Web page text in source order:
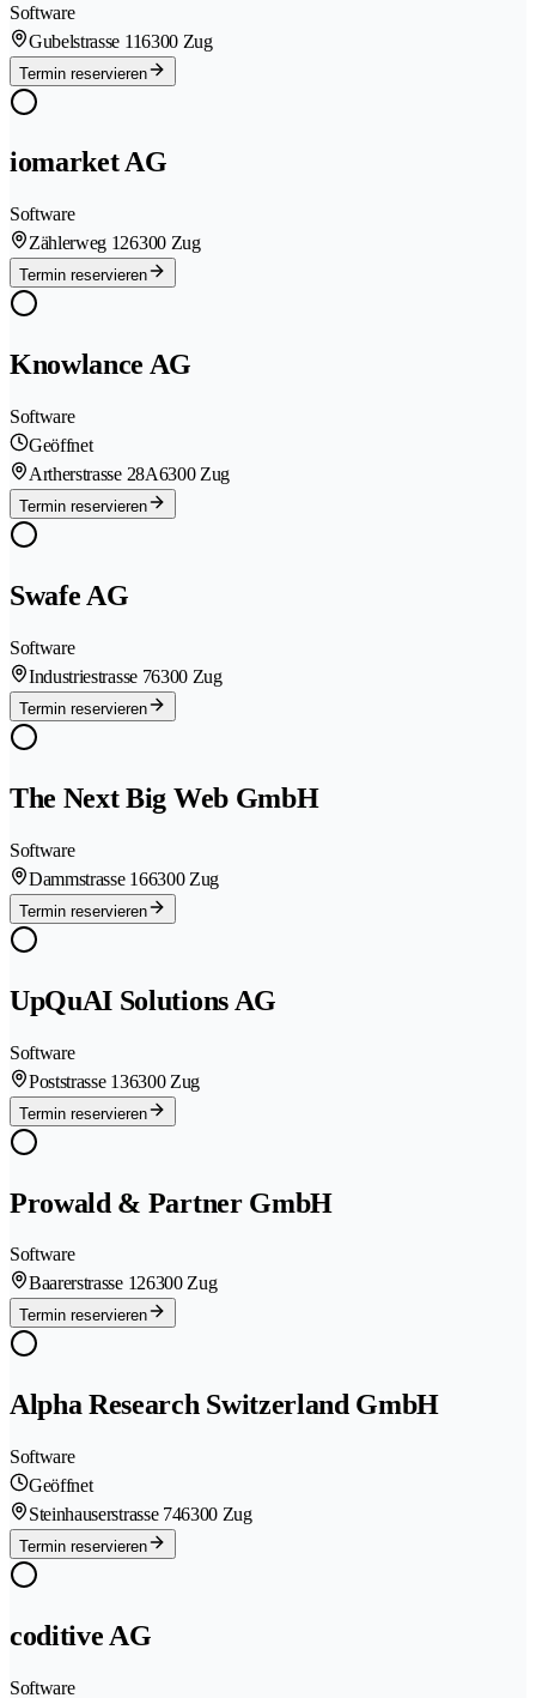
Software
Gubelstrasse 116300 Zug
Termin reservieren
iomarket AG
Software
Zählerweg 126300 Zug
Termin reservieren
Knowlance AG
Software
Geöffnet
Artherstrasse 28A6300 Zug
Termin reservieren
Swafe AG
Software
Industriestrasse 76300 Zug
Termin reservieren
The Next Big Web GmbH
Software
Dammstrasse 166300 Zug
Termin reservieren
UpQuAI Solutions AG
Software
Poststrasse 136300 Zug
Termin reservieren
Prowald & Partner GmbH
Software
Baarerstrasse 126300 Zug
Termin reservieren
Alpha Research Switzerland GmbH
Software
Geöffnet
Steinhauserstrasse 746300 Zug
Termin reservieren
coditive AG
Software